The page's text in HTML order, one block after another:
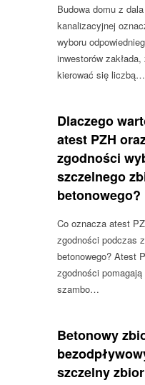
Budowa domu z
kanalizacyjnej
wyboru
inwestorów
kierować się liczbą…
Dlaczego
atest PZH
zgodności
szczelnego
betonowego?
Co oznacza atest
zgodności podczas
betonowego? Atest
zgodności
szambo…
Betonowy
szczelny